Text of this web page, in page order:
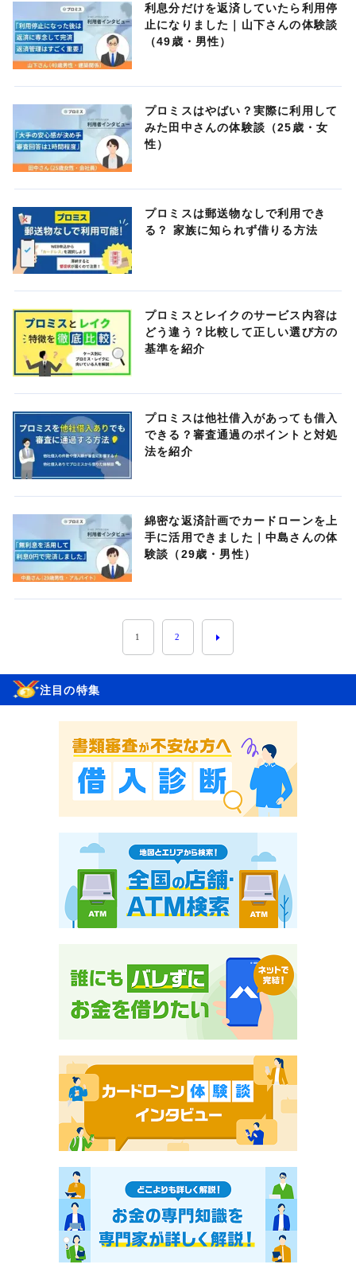
利息分だけを返済していたら利用停
止になりました｜山下さんの体験談
（49歳・男性）
プロミスはやばい？実際に利用して
みた田中さんの体験談（25歳・女
性）
プロミスは郵送物なしで利用でき
る？ 家族に知られず借りる方法
プロミスとレイクのサービス内容は
どう違う？比較して正しい選び方の
基準を紹介
プロミスは他社借入があっても借入
できる？審査通過のポイントと対処
法を紹介
綿密な返済計画でカードローンを上
手に活用できました｜中島さんの体
験談（29歳・男性）
1 2
注目の特集